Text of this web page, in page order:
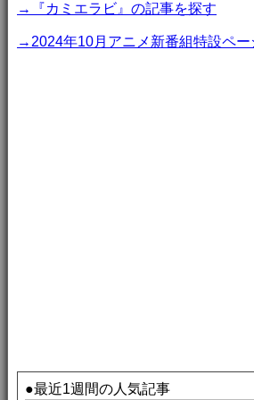
→『カミエラビ』の記事を探す
→2024年10月アニメ新番組特設ペー
●最近1週間の人気記事